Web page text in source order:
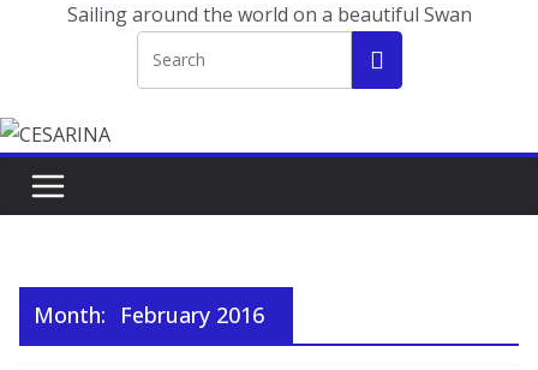
Sailing around the world on a beautiful Swan
Month: February 2016